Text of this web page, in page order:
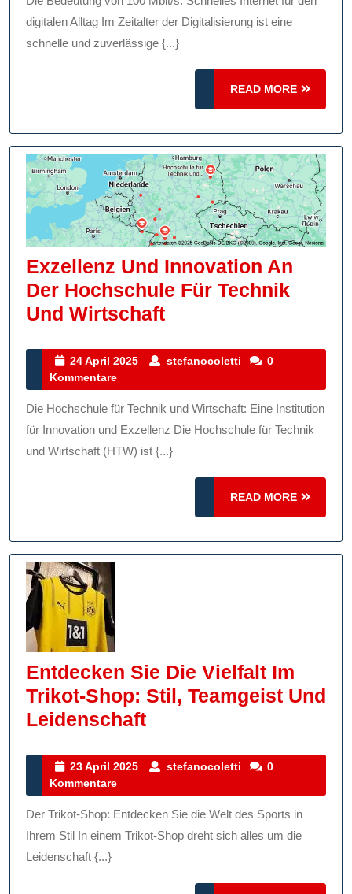
Schnelles
Internet
Für
Digitalen
Alltag
digitalen Alltag Im Zeitalter der Digitalisierung ist eine
schnelle und zuverlässige {...}
READ MORE
READ
MORE
Exzellenz Und Innovation An
Der Hochschule Für Technik
Und WirtschaftExzellenz
Innovation
Der
Hochschule
Für
Technik
Wirtschaft
24 April 2025
24
2025
stefanocoletti stefanocoletti
0
Kommentare
Die Hochschule für Technik und Wirtschaft: Eine Institution
für Innovation und Exzellenz Die Hochschule für Technik
und Wirtschaft (HTW) ist {...}
READ MORE
READ
MORE
Entdecken Sie Die Vielfalt Im
Trikot-Shop: Stil, Teamgeist Und
LeidenschaftEntdecken
Die
Im
Trikot-
23 April 2025
23
2025
stefanocoletti stefanocoletti
0
Kommentare
Der Trikot-Shop: Entdecken Sie die Welt des Sports in
Ihrem Stil In einem Trikot-Shop dreht sich alles um die
Leidenschaft {...}